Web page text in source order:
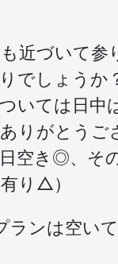
近づいて参
でしょうか
いては日中
りがとうご
日空き◎、そ
り△）
ランは空い